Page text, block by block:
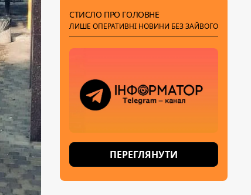
СТИСЛО ПРО ГОЛОВНЕ
ЛИШЕ ОПЕРАТИВНІ НОВИНИ БЕЗ ЗАЙВОГО
ПЕРЕГЛЯНУТИ